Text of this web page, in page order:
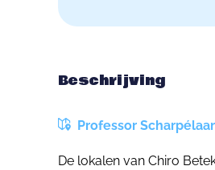
Beschrijving
Professor
De lokalen van Chiro